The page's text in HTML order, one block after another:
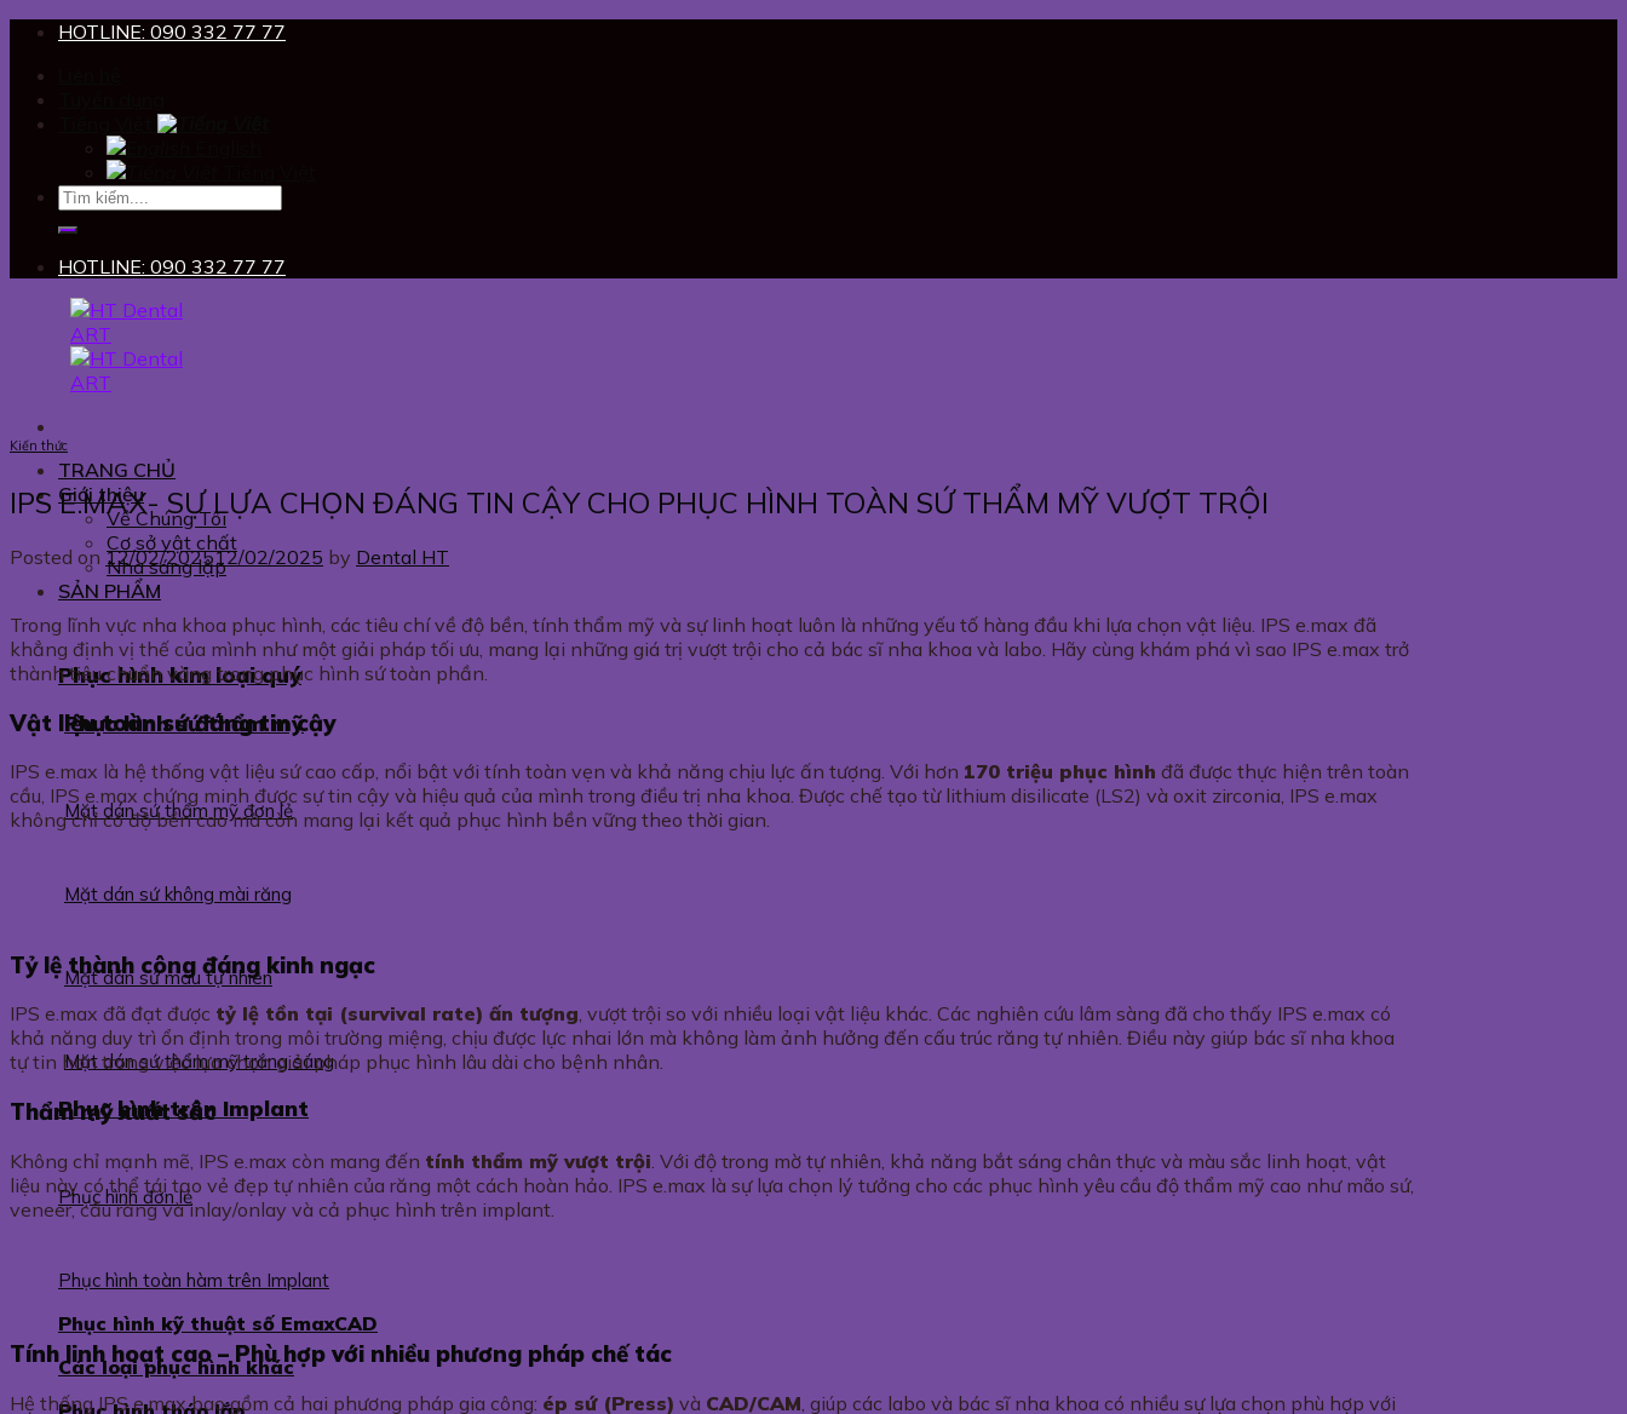
Skip
content
HOTLINE: 090 332 77 77
HOTLINE: 090 332 77 77
TRANG CHỦ
Giới thiệu
Về Chúng Tôi
Cơ sở vật chất
Nhà sáng lập
SẢN PHẨM
Phục hình kim loại quý
Phục hình sứ thẩm mỹ
Mặt dán sứ thẩm mỹ đơn lẻ
Mặt dán sứ không mài răng
Mặt dán sứ màu tự nhiên
Mặt dán sứ thẩm mỹ trắng sáng
Phục hình trên Implant
Phục hình đơn lẻ
Phục hình toàn hàm trên Implant
Phục hình kỹ thuật số EmaxCAD
Các loại phục hình khác
Kiến thức
IPS E.MAX- SỰ LỰA CHỌN ĐÁNG TIN CẬY CHO PHỤC HÌNH TOÀN SỨ THẨM MỸ VƯỢT TRỘI
Posted on 12/02/202512/02/2025 by Dental HT
Trong lĩnh vực nha khoa phục hình, các tiêu chí về độ bền, tính thẩm mỹ và sự linh hoạt luôn là những yếu tố hàng đầu khi lựa chọn vật liệu. IPS e.max đã
khẳng định vị thế của mình như một giải pháp tối ưu, mang lại những giá trị vượt trội cho cả bác sĩ nha khoa và labo. Hãy cùng khám phá vì sao IPS e.max trở
thành tiêu chuẩn vàng trong phục hình sứ toàn phần.
Vật liệu toàn sứ đáng tin cậy
IPS e.max là hệ thống vật liệu sứ cao cấp, nổi bật với tính toàn vẹn và khả năng chịu lực ấn tượng. Với hơn 170 triệu phục hình đã được thực hiện trên toàn
cầu, IPS e.max chứng minh được sự tin cậy và hiệu quả của mình trong điều trị nha khoa. Được chế tạo từ lithium disilicate (LS2) và oxit zirconia, IPS e.max
không chỉ có độ bền cao mà còn mang lại kết quả phục hình bền vững theo thời gian.
Tỷ lệ thành công đáng kinh ngạc
IPS e.max đã đạt được tỷ lệ tồn tại (survival rate) ấn tượng, vượt trội so với nhiều loại vật liệu khác. Các nghiên cứu lâm sàng đã cho thấy IPS e.max có
khả năng duy trì ổn định trong môi trường miệng, chịu được lực nhai lớn mà không làm ảnh hưởng đến cấu trúc răng tự nhiên. Điều này giúp bác sĩ nha khoa
tự tin hơn trong việc lựa chọn giải pháp phục hình lâu dài cho bệnh nhân.
Thẩm mỹ xuất sắc
Không chỉ mạnh mẽ, IPS e.max còn mang đến tính thẩm mỹ vượt trội . Với độ trong mờ tự nhiên, khả năng bắt sáng chân thực và màu sắc linh hoạt, vật
liệu này có thể tái tạo vẻ đẹp tự nhiên của răng một cách hoàn hảo. IPS e.max là sự lựa chọn lý tưởng cho các phục hình yêu cầu độ thẩm mỹ cao như mão sứ,
veneer, cầu răng và inlay/onlay và cả phục hình trên implant.
Tính linh hoạt cao – Phù hợp với nhiều phương pháp chế tác
Hệ thống IPS e.max bao gồm cả hai phương pháp gia công: ép sứ (Press) và CAD/CAM, giúp các labo và bác sĩ nha khoa có nhiều sự lựa chọn phù hợp với